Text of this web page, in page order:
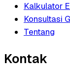
Kalkulator
Konsultasi
Tentang
Kontak